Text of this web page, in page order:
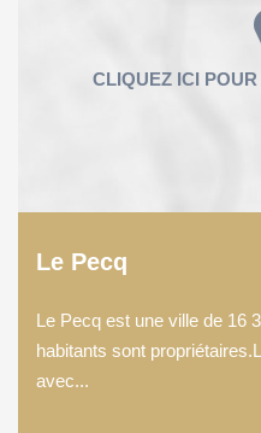
Le Pecq
Le Pecq est une ville de 16
habitants sont
avec...